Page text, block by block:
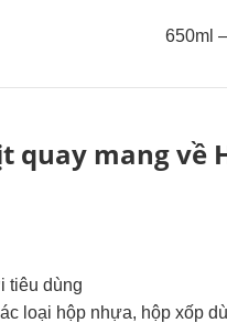
650ml
quay mang về
tiêu dùng
loại hộp nhựa, hộp xốp